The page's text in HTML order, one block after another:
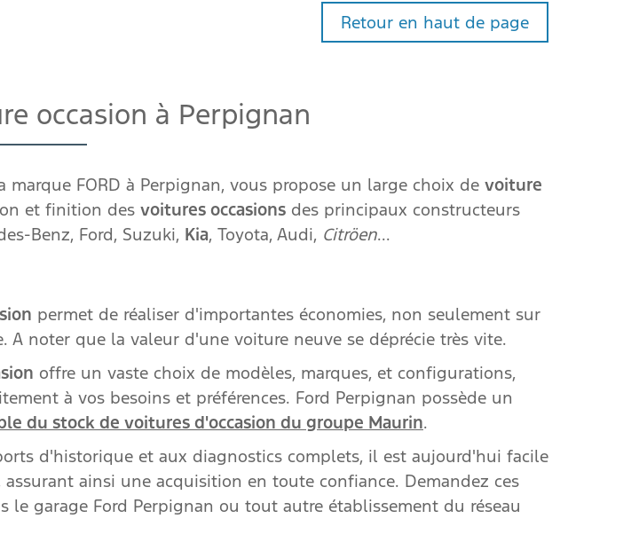
Retour en haut de page
occasion à Perpignan
FORD à Perpignan, vous propose un large choix de voiture
et finition des voitures occasions des principaux constructeurs
Benz, Ford, Suzuki, Kia, Toyota, Audi, Citröen...
permet de réaliser d'importantes économies, non seulement sur
noter que la valeur d'une voiture neuve se déprécie très vite.
offre un vaste choix de modèles, marques, et configurations,
à vos besoins et préférences. Ford Perpignan possède un
du stock de voitures d'occasion du groupe Maurin.
d'historique et aux diagnostics complets, il est aujourd'hui facile
assurant ainsi une acquisition en toute confiance. Demandez ces
garage Ford Perpignan ou tout autre établissement du réseau